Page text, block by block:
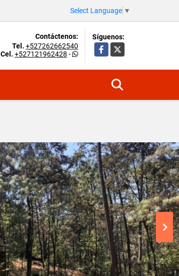
Select Language ▼
Contáctenos:
Tel. +527262662540
Cel. +527121962428 -
Síguenos:
Facebook
X